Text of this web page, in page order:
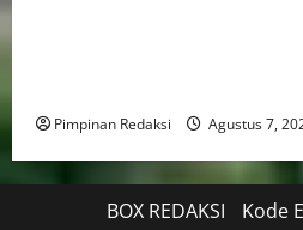
Pimpinan Redaksi Agustus 7,
BOX REDAKSI
Kode